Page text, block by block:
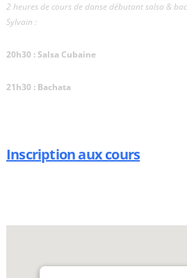
2 heures de cours de danse débutant salsa &
Sylvain :
20h30 : Salsa Cubaine
21h30 : Bachata
Inscription aux cours